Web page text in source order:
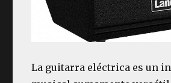
La guitarra eléctrica es un